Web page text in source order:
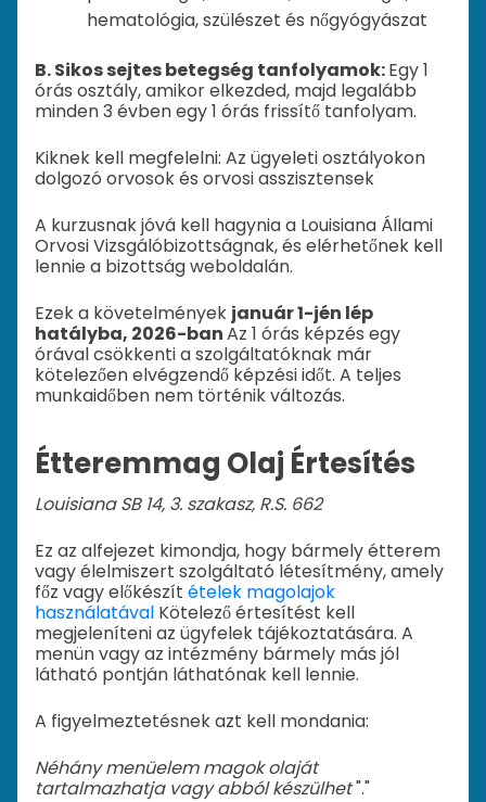
hematológia, szülészet és nőgyógyászat
B. Sikos sejtes betegség tanfolyamok:Egy 1
órás osztály, amikor elkezded, majd legalább
minden 3 évben egy 1 órás frissítő tanfolyam.
Kiknek kell megfelelni: Az ügyeleti osztályokon
dolgozó orvosok és orvosi asszisztensek
A kurzusnak jóvá kell hagynia a Louisiana Állami
Orvosi Vizsgálóbizottságnak, és elérhetőnek kell
lennie a bizottság weboldalán.
Ezek a követelmények január 1-jén lép
hatályba, 2026-banAz 1 órás képzés egy
órával csökkenti a szolgáltatóknak már
kötelezően elvégzendő képzési időt. A teljes
munkaidőben nem történik változás.
Étteremmag Olaj Értesítés
Louisiana SB 14, 3. szakasz, R.S. 662
Ez az alfejezet kimondja, hogy bármely étterem
vagy élelmiszert szolgáltató létesítmény, amely
főz vagy előkészít ételek magolajok
használatával Kötelező értesítést kell
megjeleníteni az ügyfelek tájékoztatására. A
menün vagy az intézmény bármely más jól
látható pontján láthatónak kell lennie.
A figyelmeztetésnek azt kell mondania:
Néhány menüelem magok olaját
tartalmazhatja vagy abból készülhet"."